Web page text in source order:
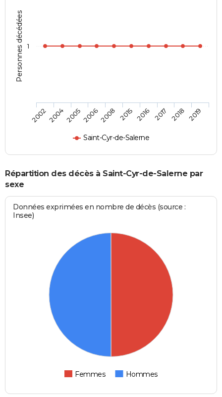
Personnes décédées
Saint-Cyr-de-Salerne
20022004200520062008 2015 2016 2017 2018 2019
1
Répartition des décès à Saint-Cyr-de-Salerne par
sexe
Données exprimées en nombre de décès (source :
Insee)
Femmes Hommes